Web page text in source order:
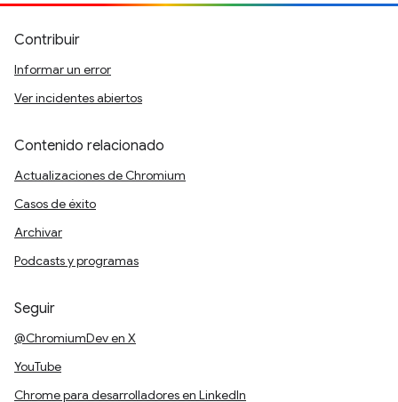
Contribuir
Informar un error
Ver incidentes abiertos
Contenido relacionado
Actualizaciones de Chromium
Casos de éxito
Archivar
Podcasts y programas
Seguir
@ChromiumDev en X
YouTube
Chrome para desarrolladores en LinkedIn